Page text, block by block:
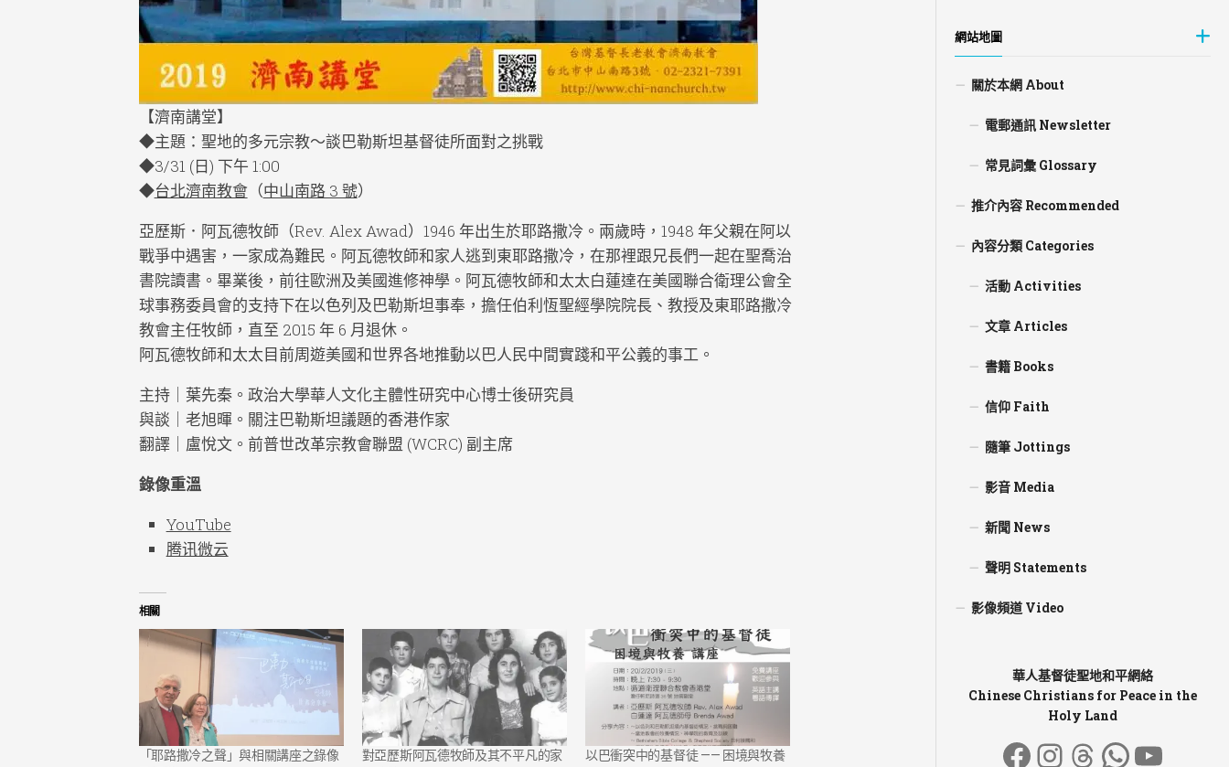
【濟南講堂】
◆主題：聖地的多元宗教～談巴勒斯坦基督徒所面對之挑戰
◆3/31 (日) 下午 1:00
◆台北濟南教會 （中山南路 3 號）
亞歷斯．阿瓦德牧師（Rev. Alex Awad）1946 年出生於耶路撒冷。兩歲時，1948 年父親在阿以
戰爭中遇害，一家成為難民。阿瓦德牧師和家人逃到東耶路撒冷，在那裡跟兄長們一起在聖喬治
書院讀書。畢業後，前往歐洲及美國進修神學。阿瓦德牧師和太太白蓮達在美國聯合衛理公會全
球事務委員會的支持下在以色列及巴勒斯坦事奉，擔任伯利恆聖經學院院長、教授及東耶路撒冷
教會主任牧師，直至 2015 年 6 月退休。
阿瓦德牧師和太太目前周遊美國和世界各地推動以巴人民中間實踐和平公義的事工。
主持｜葉先秦。政治大學華人文化主體性研究中心博士後研究員
與談｜老旭暉。關注巴勒斯坦議題的香港作家
翻譯｜盧悅文。前普世改革宗教會聯盟 (WCRC) 副主席
錄像重溫
YouTube
腾讯微云
相關
「耶路撒冷之聲」與相關講座之錄像
對亞歷斯阿瓦德牧師及其不平凡的家
以巴衝突中的基督徒 —— 困境與牧養
網站地圖
關於本網 About
電郵通訊 Newsletter
常見詞彙 Glossary
推介內容 Recommended
內容分類 Categories
活動 Activities
文章 Articles
書籍 Books
信仰 Faith
隨筆 Jottings
影音 Media
新聞 News
聲明 Statements
影像頻道 Video
華人基督徒聖地和平網絡
Chinese Christians for Peace in the
Holy Land
Facebook
Instagram
Threads